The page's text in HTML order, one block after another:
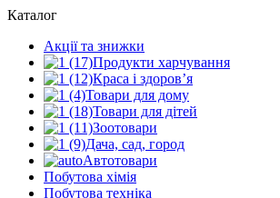
Каталог
Акції та знижки
Продукти харчування
Краса і здоров’я
Товари для дому
Товари для дітей
Зоотовари
Дача, сад, город
Автотовари
Побутова хімія
Побутова техніка